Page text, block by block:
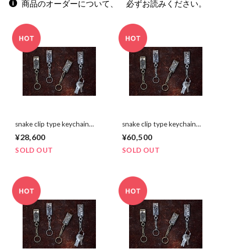
商品のオーダーについて、 必ずお読みください。
snake clip type keychain
¥28,600
SOLD OUT
snake clip type keychain
¥60,500
SOLD OUT